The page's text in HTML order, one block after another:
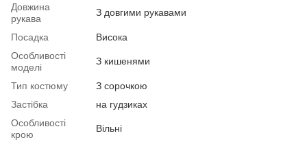
Довжина
рукава
З довгими рукавами
Посадка
Висока
Особливості
моделі
З кишенями
Тип костюму
З сорочкою
Застібка
на гудзиках
Особливості
крою
Вільні